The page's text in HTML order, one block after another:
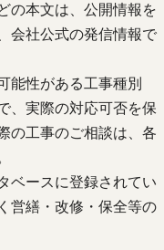
の本文は、公開情報を
会社公式の発信情報で
能性がある工事種別
、実際の対応可否を保
の工事のご相談は、各
ベースに登録されてい
営繕・改修・保全等の